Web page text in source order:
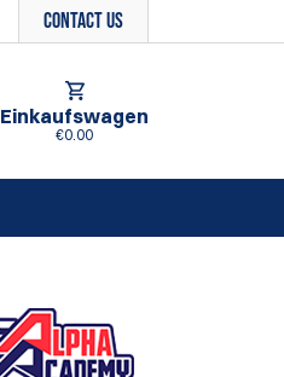
Contact Us
Einkaufswagen
€0.00